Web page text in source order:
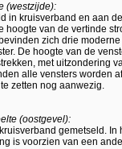
(westzijde):
in kruisverband en aan
van de vertinde
zich drie
De hoogte van de
met uitzondering
alle vensters worden
zetten nog aanwezig.
(oostgevel):
gemetseld.
is voorzien van een